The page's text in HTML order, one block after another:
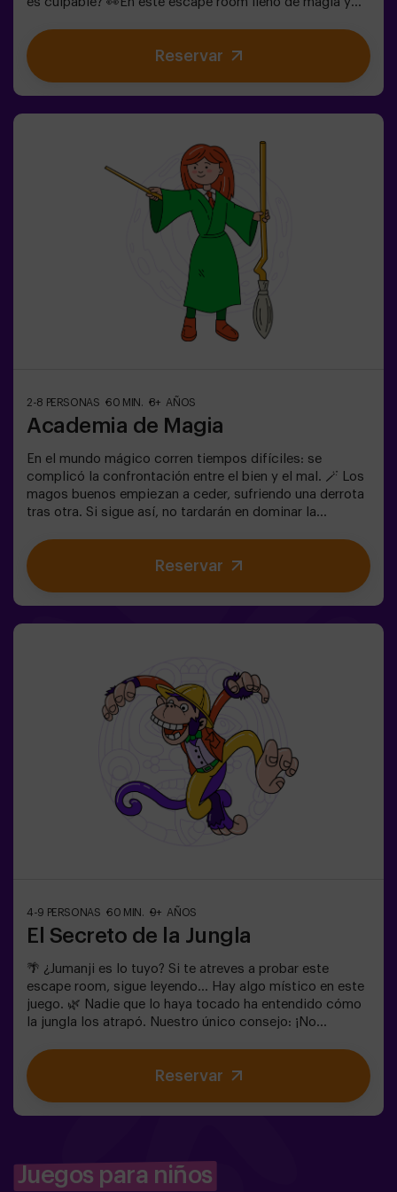
enigmas absurdos (como los que le gustan al
Sombrerero).🔹 Enfrentarte a personajes icónicos
(¡cuidado con la Reina de Corazones!).🔹Encontrar el
building¿Serás tú quien salve este mundo fantástico?
❗Menores de 14 años: requieren 1 adulto
acompañanteOpción con monitor disponible (consulta
Reservar
2-8 PERSONAS 60 MIN. 8+ AÑOS
Academia de Magia
En el mundo mágico corren tiempos difíciles: se
complicó la confrontación entre el bien y el mal. 🪄 Los
magos buenos empiezan a ceder, sufriendo una derrota
tras otra. Si sigue así, no tardarán en dominar la
equilibrio es utilizar el poder de la Piedra Filosofal.
Primero hay que crearla pero... ¡nadie ha conseguido
hacerlo en toda la historia de la magia! Os espera la
opción de que un monitor les acompañe en la aventura,
consúltanos las condiciones.⚠️ Existen pasos
estrechos ⚠️🧩 Nivel de dificultad: bajo.
Reservar
4-9 PERSONAS 60 MIN. 9+ AÑOS
El Secreto de la Jungla
🌴 ¿Jumanji es lo tuyo? Si te atreves a probar este
escape room, sigue leyendo... Hay algo místico en este
juego. 🌿 Nadie que lo haya tocado ha entendido cómo
la jungla los atrapó. Nuestro único consejo: ¡No
verdad creíais que sería fácil escapar de la jungla? 🐒⚡
En este escape room de adrenalina pura:Deberás
encontrar la caja del juego y encerrar este mundo
familias | fiestas infantiles❗ Importante:Si todos
jugadores del equipo son menores o igual a 14 años
Reservar
Juegos para niños